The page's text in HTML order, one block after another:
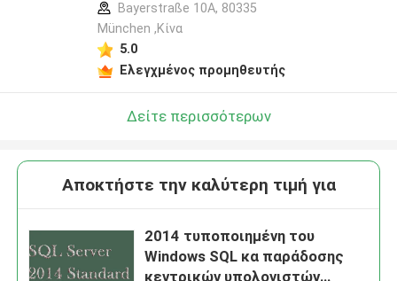
Bayerstraße 10A, 80335
München ,Κίνα
5.0
Ελεγχμένος προμηθευτής
Δείτε περισσότερων
Αποκτήστε την καλύτερη τιμή για
2014 τυποποιημένη του
Windows SQL κα παράδοσης
κεντρικών υπολογιστών